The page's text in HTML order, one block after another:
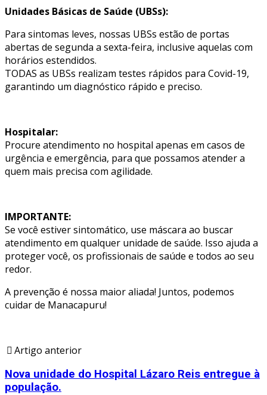
Unidades Básicas de Saúde (UBSs):
Para sintomas leves, nossas UBSs estão de portas
abertas de segunda a sexta-feira, inclusive aquelas com
horários estendidos.
TODAS as UBSs realizam testes rápidos para Covid-19,
garantindo um diagnóstico rápido e preciso.
Hospitalar:
Procure atendimento no hospital apenas em casos de
urgência e emergência, para que possamos atender a
quem mais precisa com agilidade.
IMPORTANTE:
Se você estiver sintomático, use máscara ao buscar
atendimento em qualquer unidade de saúde. Isso ajuda a
proteger você, os profissionais de saúde e todos ao seu
redor.
A prevenção é nossa maior aliada! Juntos, podemos
cuidar de Manacapuru!
Artigo anterior
Nova unidade do Hospital Lázaro Reis entregue à
população.